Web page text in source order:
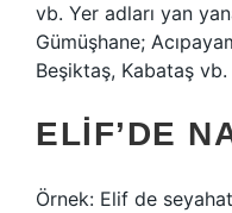
vb. Yer adları yan
Gümüşhane;
Beşiktaş, Kabataş vb.
ELIF’DE
Örnek: Elif de